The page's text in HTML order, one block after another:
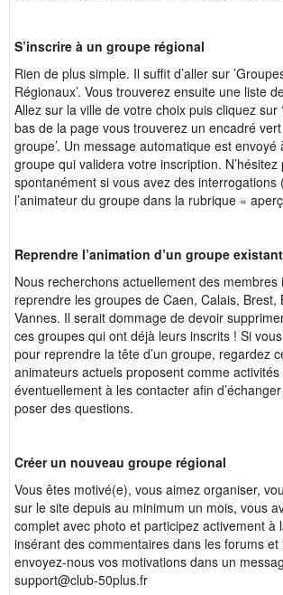
S’inscrire à un groupe régional
Rien de plus simple. Il suffit d’aller sur
Régionaux’. Vous trouverez ensuite une liste
Allez sur la ville de votre choix puis cliquez sur
bas de la page vous trouverez un encadré vert
groupe’. Un message automatique est envoyé
groupe qui validera votre inscription.
spontanément si vous avez des interrogations
l’animateur du groupe dans la rubrique «
Reprendre l’animation d’un groupe existant
Nous recherchons actuellement des membres
reprendre les groupes de Caen, Calais, Brest,
Vannes. Il serait dommage de devoir
ces groupes qui ont déjà leurs inscrits ! Si
pour reprendre la tête d’un groupe, regardez
animateurs actuels proposent comme
éventuellement à les contacter afin
poser des questions.
Créer un nouveau groupe régional
Vous êtes motivé(e), vous aimez organiser,
sur le site depuis au minimum un mois, vous
complet avec photo et participez activement à
insérant des commentaires dans les forums et
envoyez-nous vos motivations dans un
support@club-50plus.fr